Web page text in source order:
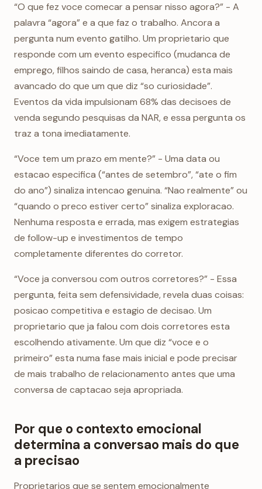
“O que fez voce comecar a pensar nisso agora?” - A
palavra “agora” e a que faz o trabalho. Ancora a
pergunta num evento gatilho. Um proprietario que
responde com um evento especifico (mudanca de
emprego, filhos saindo de casa, heranca) esta mais
avancado do que um que diz “so curiosidade”.
Eventos da vida impulsionam 68% das decisoes de
venda segundo pesquisas da NAR, e essa pergunta os
traz a tona imediatamente.
“Voce tem um prazo em mente?” - Uma data ou
estacao especifica (“antes de setembro”, “ate o fim
do ano”) sinaliza intencao genuina. “Nao realmente” ou
“quando o preco estiver certo” sinaliza exploracao.
Nenhuma resposta e errada, mas exigem estrategias
de follow-up e investimentos de tempo
completamente diferentes do corretor.
“Voce ja conversou com outros corretores?” - Essa
pergunta, feita sem defensividade, revela duas coisas:
posicao competitiva e estagio de decisao. Um
proprietario que ja falou com dois corretores esta
escolhendo ativamente. Um que diz “voce e o
primeiro” esta numa fase mais inicial e pode precisar
de mais trabalho de relacionamento antes que uma
conversa de captacao seja apropriada.
Por que o contexto emocional
determina a conversao mais do que
a precisao
Proprietarios que se sentem emocionalmente